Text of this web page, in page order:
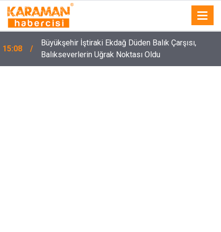
15:08
Büyükşehir İştiraki Ekdağ Düden Balık Çarşısı,
Balıkseverlerin Uğrak Noktası Oldu